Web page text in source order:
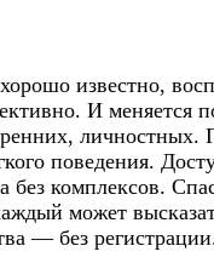
известно,
И меняется
личностных.
поведения.
комплексов.
может
— без